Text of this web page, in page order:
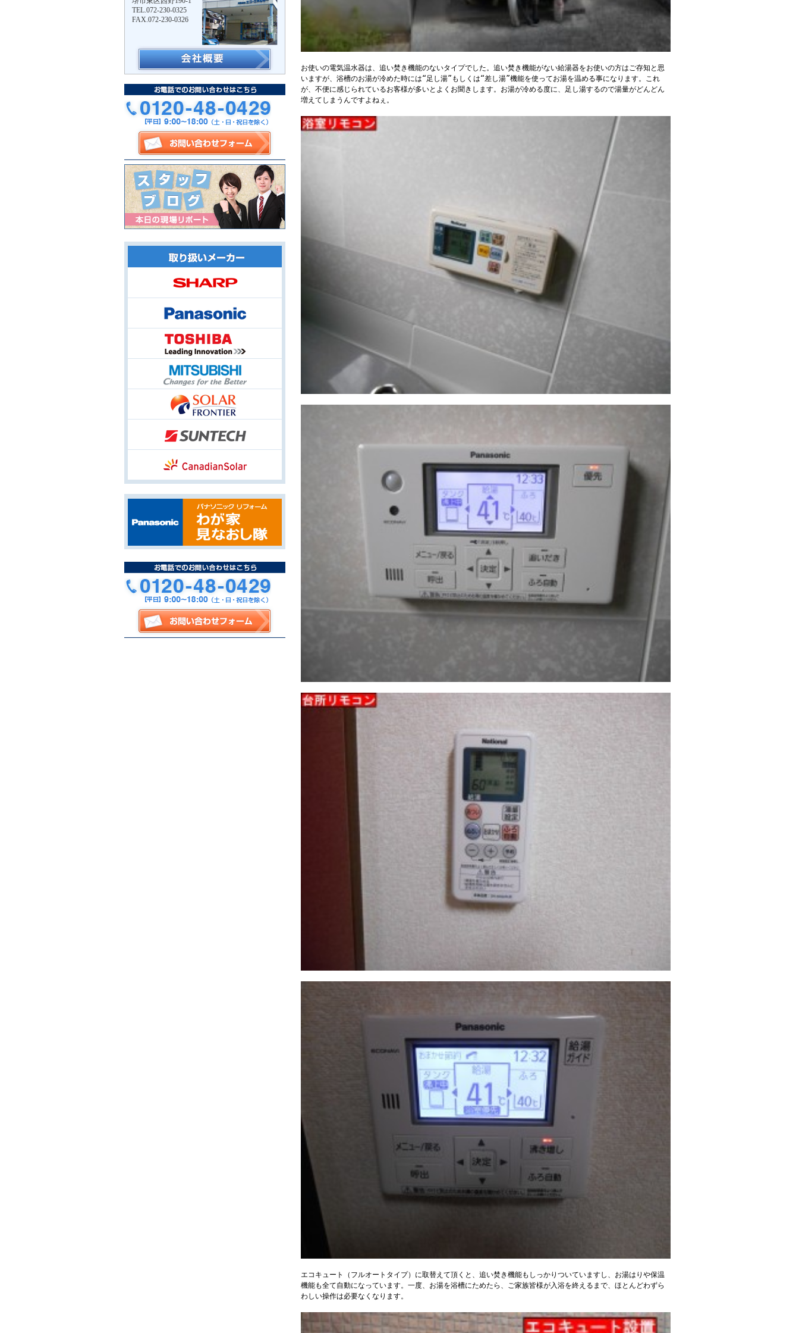
TEL.072-230-0325
FAX.072-230-0326
お使いの電気温水器は、追い焚き機能のないタイプでした。追い焚き機能がない給湯器をお使いの方はご存知と思
いますが、浴槽のお湯が冷めた時には“足し湯”もしくは“差し湯”機能を使ってお湯を温める事になります。これ
が、不便に感じられているお客様が多いとよくお聞きします。お湯が冷める度に、足し湯するので湯量がどんどん
増えてしまうんですよねぇ。
エコキュート（フルオートタイプ）に取替えて頂くと、追い焚き機能もしっかりついていますし、お湯はりや保温
機能も全て自動になっています。一度、お湯を浴槽にためたら、ご家族皆様が入浴を終えるまで、ほとんどわずら
わしい操作は必要なくなります。